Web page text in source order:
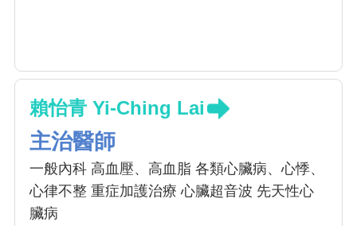
賴怡青 Yi-Ching Lai
主治醫師
一般內科 高血壓、高血脂 各類心臟病、心悸、
心律不整 重症加護治療 心臟超音波 先天性心
臟病